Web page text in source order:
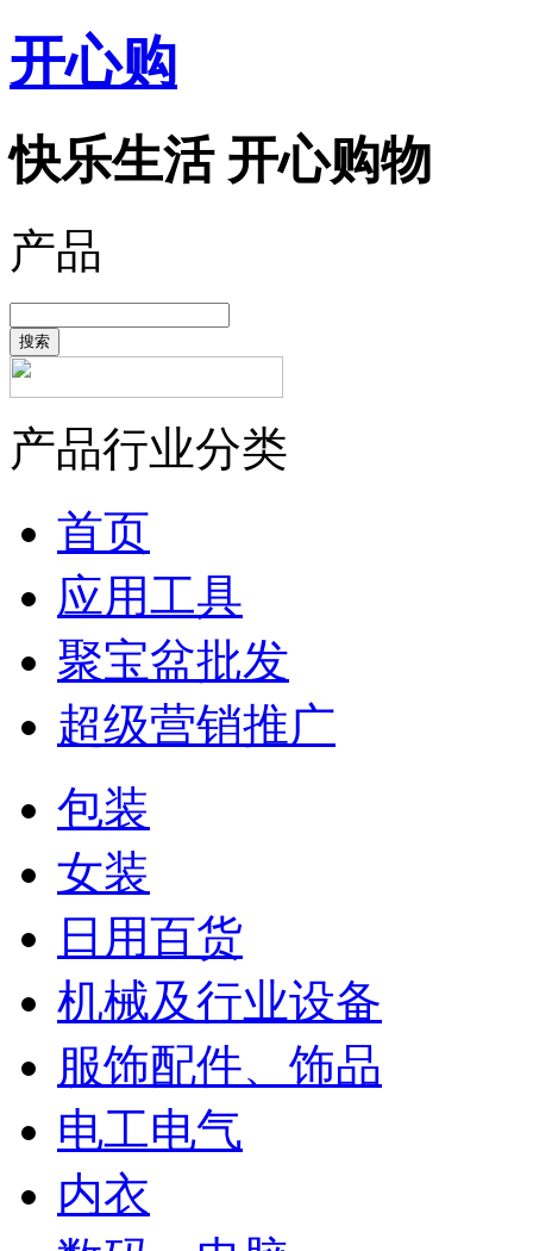
开心购
快乐生活 开心购物
产品
搜索
产品行业分类
首页
应用工具
聚宝盆批发
超级营销推广
包装
女装
日用百货
机械及行业设备
服饰配件、饰品
电工电气
内衣